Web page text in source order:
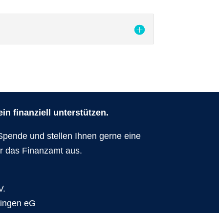
finanziell unterstützen.
und stellen Ihnen gerne eine
das Finanzamt aus.
eG